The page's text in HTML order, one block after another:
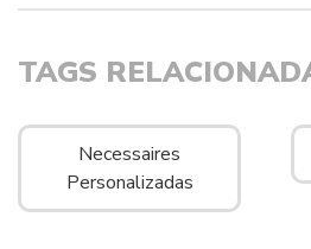
TAGS
Necessaires
Personalizadas